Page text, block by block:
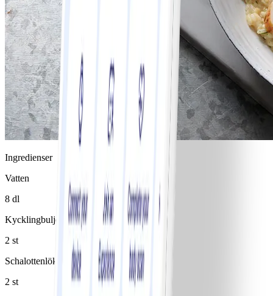
Ingredienser
Vatten
8 dl
Kycklingbuljongtärning
2 st
Schalottenlök
2 st